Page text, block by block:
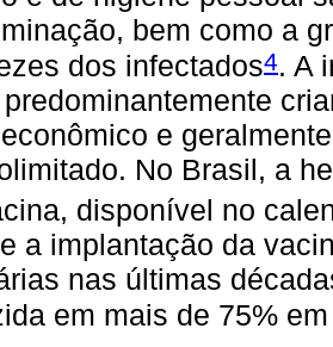
bem como a
dos infectados4. A
e
No Brasil, a
disponível no
a implantação da
nas últimas
em mais de 75%